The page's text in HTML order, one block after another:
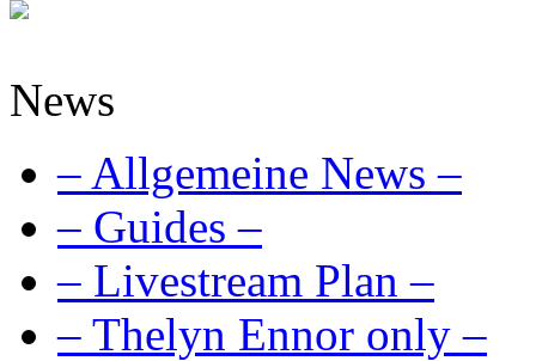
News
– Allgemeine News –
– Guides –
– Livestream Plan –
– Thelyn Ennor only –